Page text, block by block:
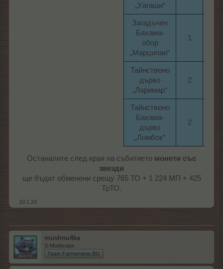
„Уагаши“​
Загадъчен
Бахама-
обор
„Марципан“​
1​
Тайнствено
дърво
„Ларимар“​
2​
Тайнствено
Бахама-
дърво
„Ломбок“​
2​
Останалите след края на събитието монети със
звезди
ще бъдат обменени срещу 765 ТО + 1 224 МП + 425
ТрТО.​
10.1.24
mushnu4ka
S-Moderator
Team Farmerama BG